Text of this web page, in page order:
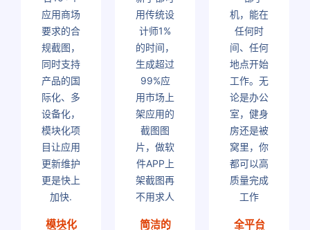
应用商场
要求的合
规截图，
同时支持
产品的国
际化、多
设备化，
模块化项
目让应用
更新维护
更是快上
加快.
模块化
用传统设
计师1%
的时间，
生成超过
99%应
用市场上
架应用的
截图图
片，做软
件APP上
架截图再
不用求人
简洁的
机，能在
任何时
间、任何
地点开始
工作。无
论是办公
室，健身
房还是被
窝里，你
都可以高
质量完成
工作
全平台